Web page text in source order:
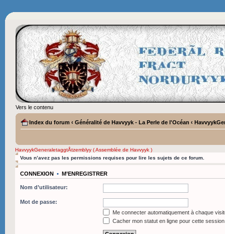
Vers le contenu
Index du forum ‹ Généralité de Havvyyk - La Perle de l'Océan ‹
HavvyykGeneraletaggtÅtzemblyy ( Assemblée de Havvyyk )
Vous n’avez pas les permissions requises pour lire les sujets de ce forum.
CONNEXION • M’ENREGISTRER
Nom d’utilisateur:
Mot de passe:
Me connecter automatiquement à chaque
Cacher mon statut en ligne pour cette session